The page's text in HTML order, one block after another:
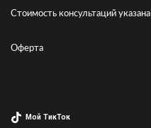
Стоимость консультаций указана
Оферта
Мой ТикТок